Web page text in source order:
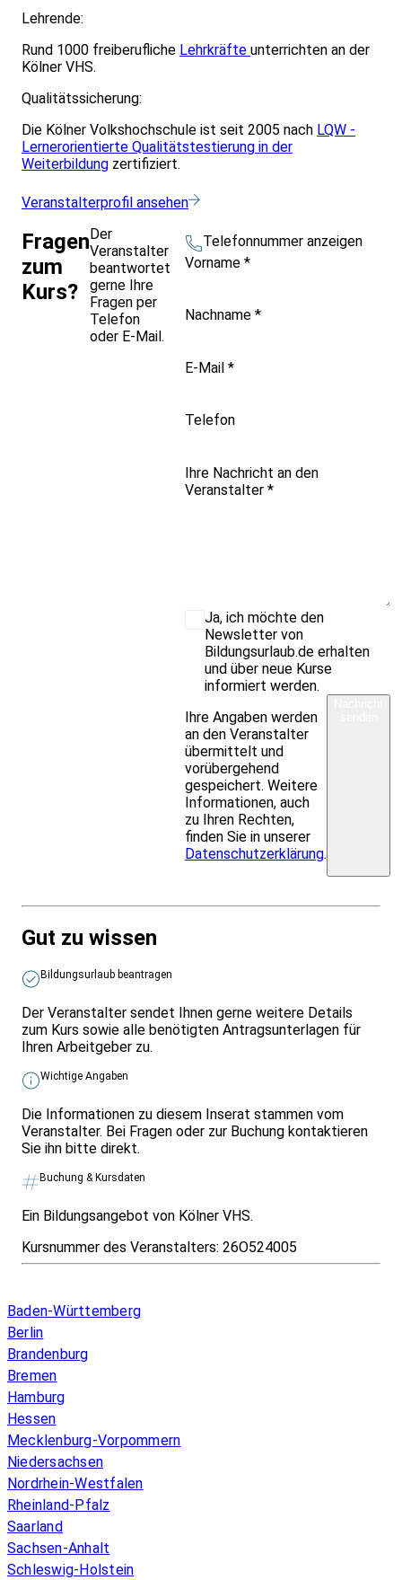
Lehrende:
Rund 1000 freiberufliche Lehrkräfte unterrichten an der
Kölner VHS.
Qualitätssicherung:
Die Kölner Volkshochschule ist seit 2005 nach LQW -
Lernerorientierte Qualitätstestierung in der
Weiterbildung zertifiziert.
Veranstalterprofil ansehen
Fragen
zum
Kurs?
Der
Veranstalter
beantwortet
gerne Ihre
Fragen per
Telefon
oder E-Mail.
Telefonnummer anzeigen
Vorname *
Nachname *
E-Mail *
Telefon
Ihre Nachricht an den
Veranstalter *
Ja, ich möchte den
Newsletter von
Bildungsurlaub.de erhalten
und über neue Kurse
informiert werden.
Ihre Angaben werden
an den Veranstalter
übermittelt und
vorübergehend
gespeichert. Weitere
Informationen, auch
zu Ihren Rechten,
finden Sie in unserer
Datenschutzerklärung.
Gut zu wissen
Bildungsurlaub beantragen
Der Veranstalter sendet Ihnen gerne weitere Details
zum Kurs sowie alle benötigten Antragsunterlagen für
Ihren Arbeitgeber zu.
Wichtige Angaben
Die Informationen zu diesem Inserat stammen vom
Veranstalter. Bei Fragen oder zur Buchung kontaktieren
Sie ihn bitte direkt.
Buchung & Kursdaten
Ein Bildungsangebot von Kölner VHS.
Kursnummer des Veranstalters: 26O524005
Baden-Württemberg
Berlin
Brandenburg
Bremen
Hamburg
Hessen
Mecklenburg-Vorpommern
Niedersachsen
Nordrhein-Westfalen
Rheinland-Pfalz
Saarland
Sachsen-Anhalt
Schleswig-Holstein